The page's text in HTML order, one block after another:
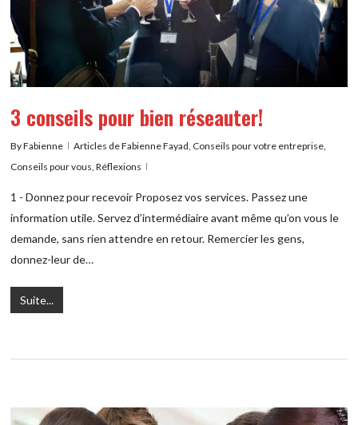
3 conseils pour bien réseauter!
ByFabienne Articles de Fabienne Fayad Conseils pour votre entreprise
Conseils pour vous ,Réflexions
1 - Donnez pour recevoir Proposez vos services. Passez une
information utile. Servez d’intermédiaire avant même qu’on vous le
demande, sans rien attendre en retour. Remercier les gens,
donnez-leur de…
Suite...